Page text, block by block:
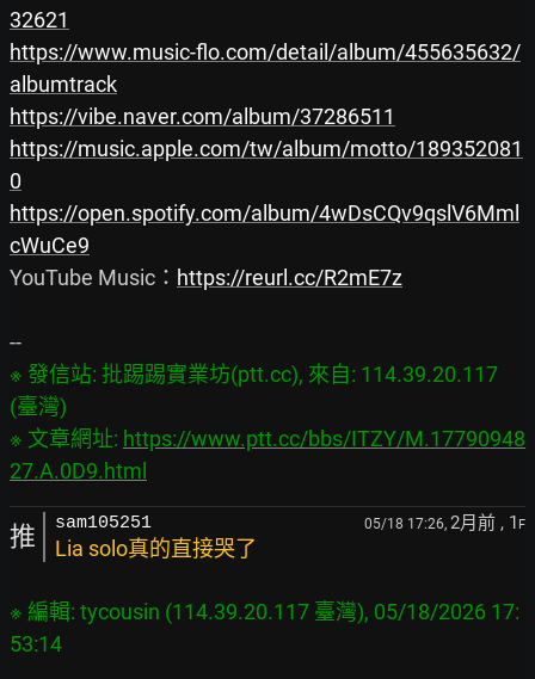
32621
https://www.music-flo.com/detail/album/455635632/
albumtrack
https://vibe.naver.com/album/37286511
https://music.apple.com/tw/album/motto/189352081
0
https://open.spotify.com/album/4wDsCQv9qslV6Mml
cWuCe9
YouTube Music： https://reurl.cc/R2mE7z
※ 發信站: 批踢踢實業坊(ptt.cc), 來自: 114.39.20.117
(臺灣)
※ 文章網址: https://www.ptt.cc/bbs/ITZY/M.17790948
27.A.0D9.html
推 sam105251 05/18 17:26, 2月前 , 1 F
Lia solo真的直接哭了
※ 編輯: tycousin (114.39.20.117 臺灣), 05/18/2026 17: